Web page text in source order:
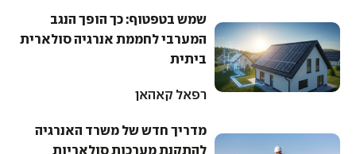
שמש בטפטוף: כך הופך הנגב
המערבי לחממת אנרגיה סולארית
ביתית
רפאל קאהאן
מדריך חדש של משרד האנרגיה
להתקנת מערכות סולאריות